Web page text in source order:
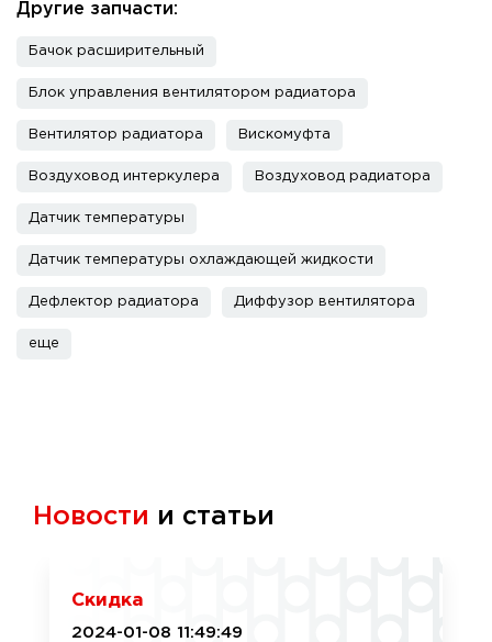
Другие запчасти:
Бачок расширительный
Блок управления вентилятором радиатора
Вентилятор радиатора Вискомуфта
Воздуховод интеркулера Воздуховод радиатора
Датчик температуры
Датчик температуры охлаждающей жидкости
Дефлектор радиатора Диффузор вентилятора
еще
Новости и статьи
Скидка
2024-01-08 11:49:49